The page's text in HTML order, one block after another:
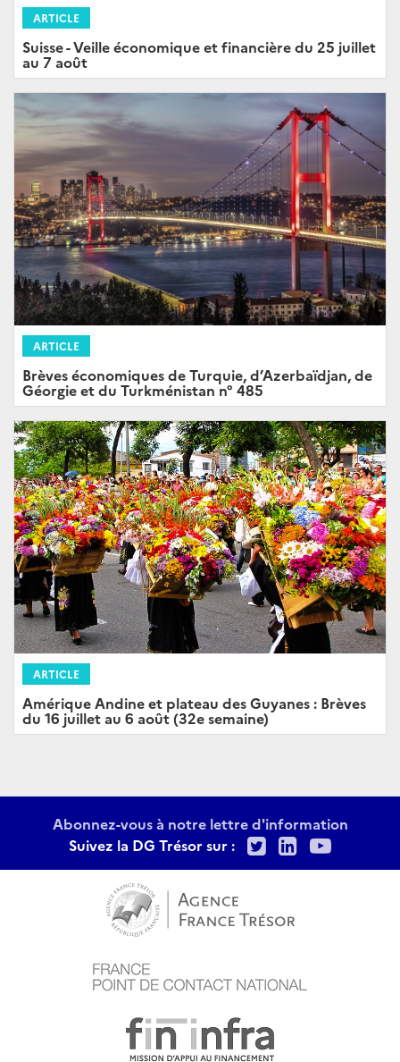
ARTICLE
Suisse - Veille économique et financière du 25 juillet
au 7 août
ARTICLE
Brèves économiques de Turquie, d’Azerbaïdjan, de
Géorgie et du Turkménistan n° 485
ARTICLE
Amérique Andine et plateau des Guyanes : Brèves
du 16 juillet au 6 août (32e semaine)
Abonnez-vous à notre lettre d'information
Suivez la DG Trésor sur :
TwitterLinkedIn